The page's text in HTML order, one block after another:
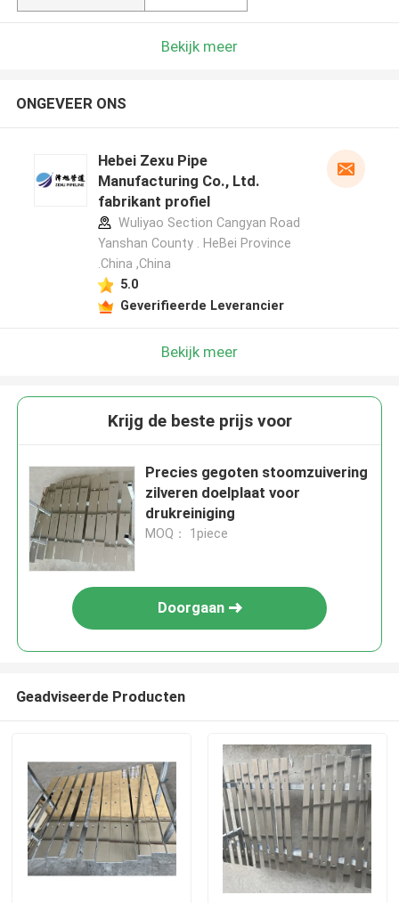
Bekijk meer
ONGEVEER ONS
Hebei Zexu Pipe
Manufacturing Co., Ltd.
fabrikant profiel
Wuliyao Section Cangyan Road
Yanshan County . HeBei Province
.China ,China
5.0
Geverifieerde Leverancier
Bekijk meer
Krijg de beste prijs voor
Precies gegoten stoomzuivering
zilveren doelplaat voor
drukreiniging
MOQ： 1piece
Doorgaan
Geadviseerde Producten